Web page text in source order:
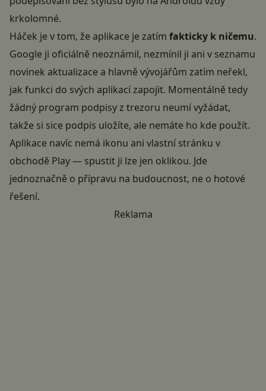
krkolomné.
Háček je v tom, že aplikace je zatím fakticky k ničemu.
Google ji oficiálně neoznámil, nezmínil ji ani v seznamu
novinek aktualizace a hlavně vývojářům zatím neřekl,
jak funkci do svých aplikací zapojit. Momentálně tedy
žádný program podpisy z trezoru neumí vyžádat,
takže si sice podpis uložíte, ale nemáte ho kde použít.
Aplikace navíc nemá ikonu ani vlastní stránku v
obchodě Play — spustit ji lze jen oklikou. Jde
jednoznačně o přípravu na budoucnost, ne o hotové
řešení.
Reklama